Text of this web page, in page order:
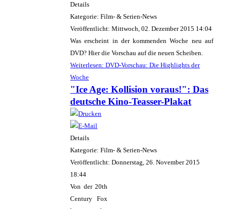
Details
Kategorie: Film- & Serien-News
Veröffentlicht: Mittwoch, 02. Dezember 2015 14:04
Was erscheint in der kommenden Woche neu auf
DVD? Hier die Vorschau auf die neuen Scheiben.
Weiterlesen: DVD-Vorschau: Die Highlights der
Woche
"Ice Age: Kollision voraus!": Das
deutsche Kino-Teasser-Plakat
Details
Kategorie: Film- & Serien-News
Veröffentlicht: Donnerstag, 26. November 2015
18:44
Von der 20th
Century Fox